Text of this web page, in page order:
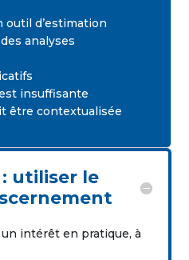
outil d’estimation
analyses
insuffisante
être contextualisée
utiliser le
intérêt en pratique, à